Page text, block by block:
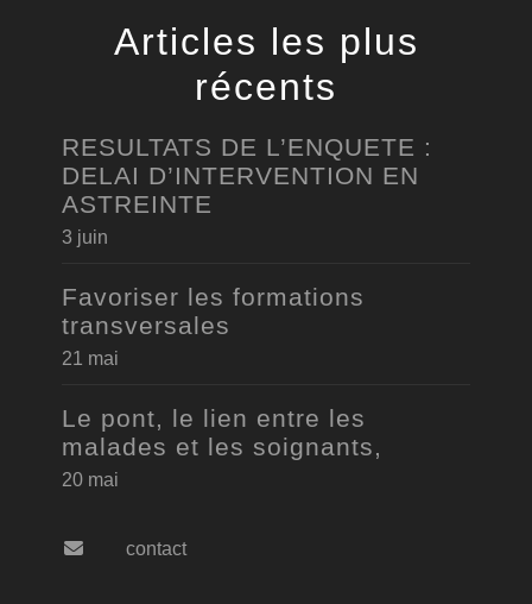
Articles les plus
récents
RESULTATS DE L’ENQUETE :
DELAI D’INTERVENTION EN
ASTREINTE
3 juin
Favoriser les formations
transversales
21 mai
Le pont, le lien entre les
malades et les soignants,
20 mai
contact